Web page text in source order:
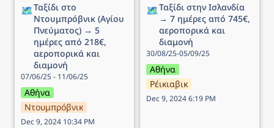
🗺️Ταξίδι στο
Ντουμπρόβνικ (Αγίου
Πνεύματος) → 5
ημέρες από 218€,
αεροπορικά και
διαμονή
07/06/25 - 11/06/25
Αθήνα
Ντουμπρόβνικ
Dec 9, 2024 10:34 PM
🗺️Ταξίδι στην Ισλανδία
→ 7 ημέρες από 745€,
αεροπορικά και
διαμονή
30/08/25-05/09/25
Αθήνα
Ρέικιαβικ
Dec 9, 2024 6:19 PM